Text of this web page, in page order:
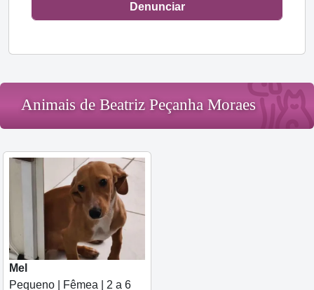
Denunciar
Animais de Beatriz Peçanha Moraes
Mel
Pequeno | Fêmea | 2 a 6